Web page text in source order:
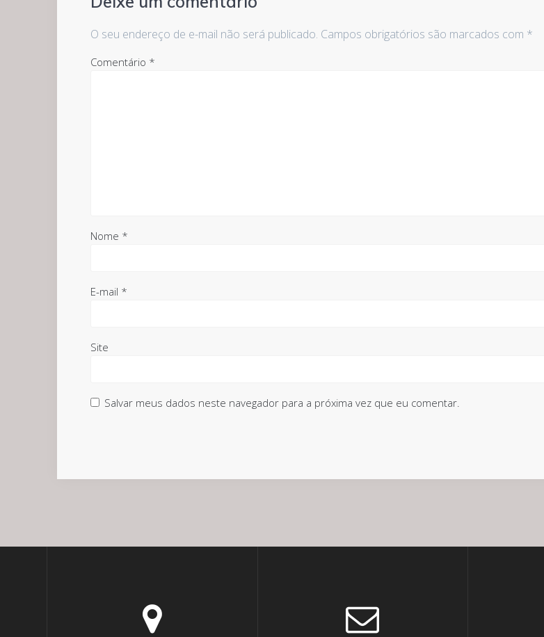
O seu endereço de e-mail não será publicado. Campos obrigatórios são marcados com *
Comentário *
Nome *
E-mail *
Site
Salvar meus dados neste navegador para a próxima vez que eu comentar.